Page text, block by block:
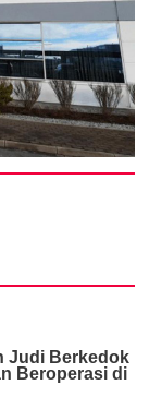
Judi Berkedok
Beroperasi di